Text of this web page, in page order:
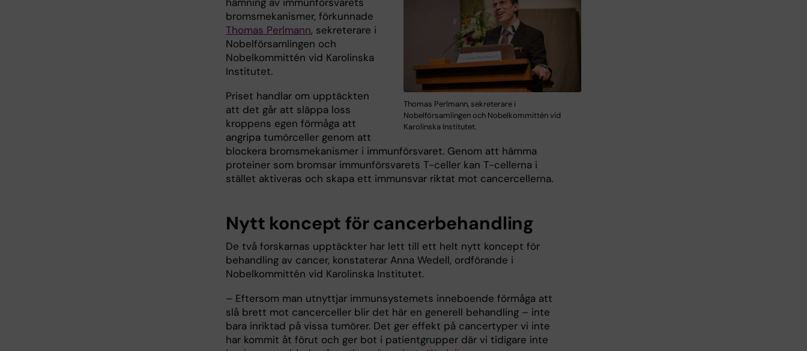
Thomas Perlmann, sekreterare i
Nobelförsamlingen och Nobelkommittén vid
Karolinska Institutet.
bromsmekanismer, förkunnade
Thomas Perlmann, sekreterare i
Nobelförsamlingen och
Nobelkommittén vid Karolinska
Institutet.
Priset handlar om upptäckten
att det går att släppa loss
kroppens egen förmåga att
angripa tumörceller genom att
blockera bromsmekanismer i immunförsvaret. Genom att hämma
proteiner som bromsar immunförsvarets T-celler kan T-cellerna i
stället aktiveras och skapa ett immunsvar riktat mot cancercellerna.
Nytt koncept för cancerbehandling
De två forskarnas upptäckter har lett till ett helt nytt koncept för
behandling av cancer, konstaterar Anna Wedell, ordförande i
Nobelkommittén vid Karolinska Institutet.
– Eftersom man utnyttjar immunsystemets inneboende förmåga att
slå brett mot cancerceller blir det här en generell behandling – inte
bara inriktad på vissa tumörer. Det ger effekt på cancertyper vi inte
har kommit åt förut och ger bot i patientgrupper där vi tidigare inte